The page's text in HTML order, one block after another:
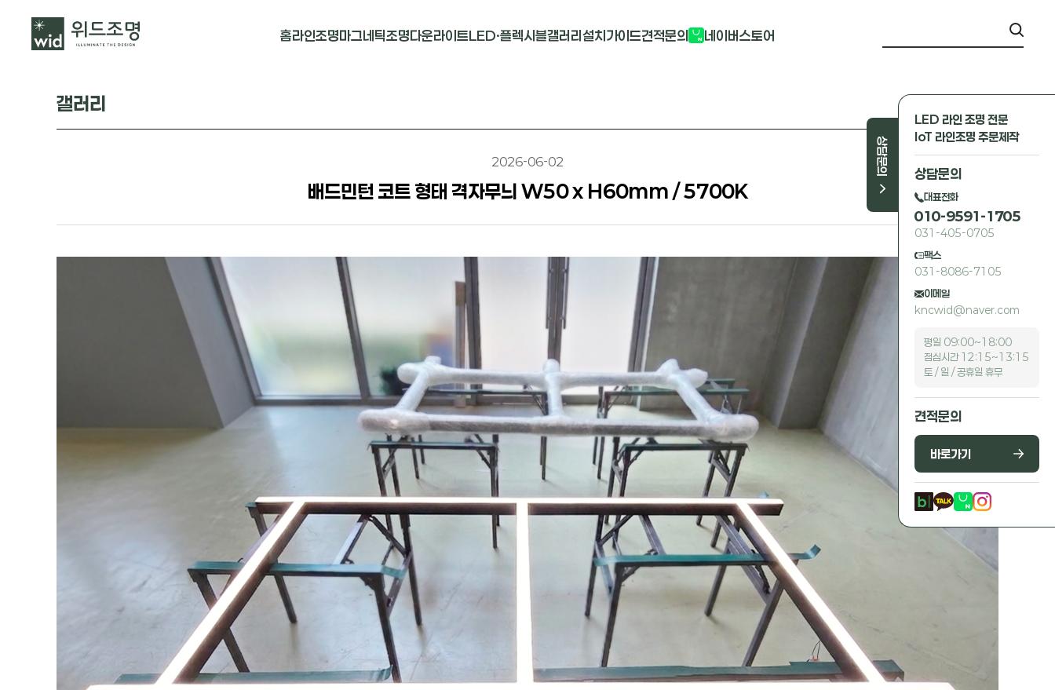
홈라인조명
펜던트
마그네틱조명
M2824R
다운라이트
사각 COB
LED·플렉시블
바리솔PCB
갤러리설치가이드견적문의 네이버스토어
상담문의
LED 라인 조명 전문
IoT 라인조명 주문제작
상담문의
대표전화
010-9591-1705
031-405-0705
팩스
031-8086-7105
이메일
kncwid@naver.com
평일 09:00~18:00
점심시간 12:15~13:15
토 / 일 / 공휴일 휴무
견적문의
바로가기
갤러리
2026-06-02
배드민턴 코트 형태 격자무늬 W50 x H60mm / 5700K